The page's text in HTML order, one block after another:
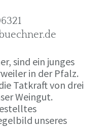
sind ein junges
in der Pfalz.
Tatkraft von drei
Weingut.
unseres